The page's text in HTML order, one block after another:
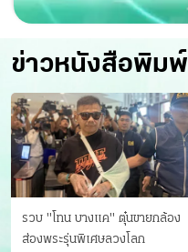
ข่าวหนังสือพิมพ์
รวบ "โทน บางแค" ตุ๋นขายกล้อง
ส่องพระรุ่นพิเศษลวงโลก